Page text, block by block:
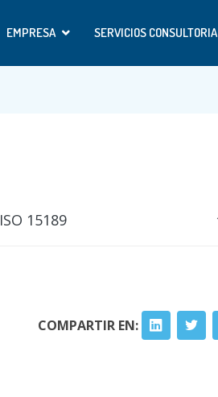
EMPRESA SERVICIOS CONSULTORIA
15189
COMPARTIR EN: